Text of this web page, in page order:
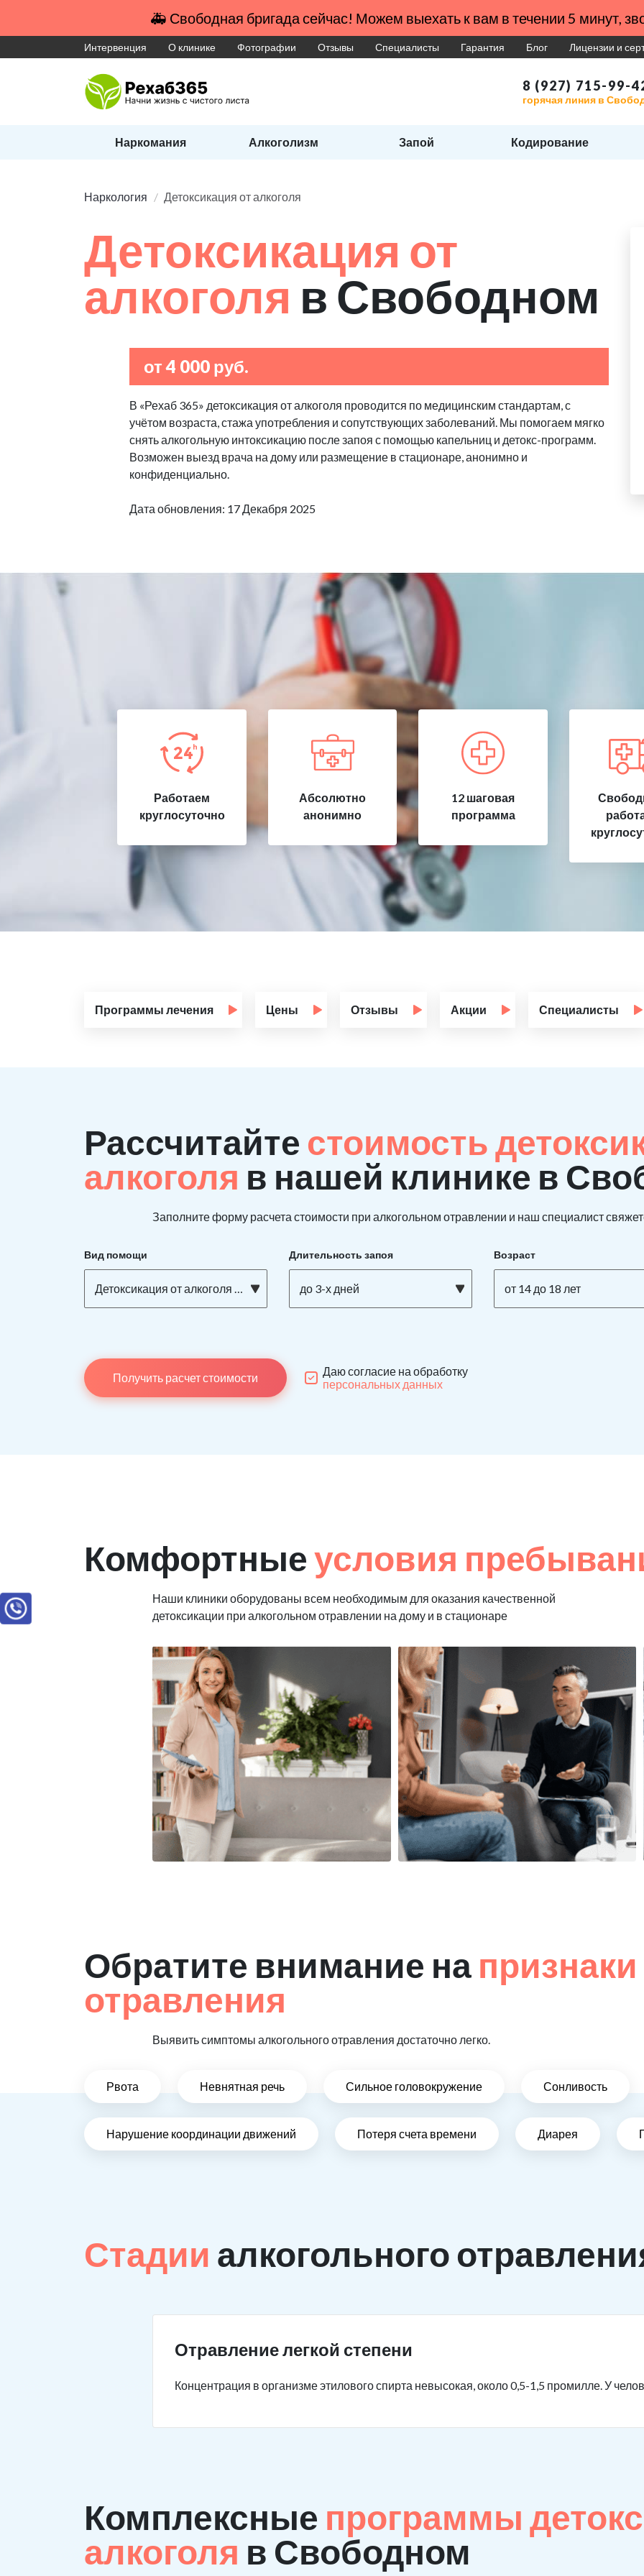
🚑 Свободная бригада сейчас! Можем выехать к вам в течении 5 минут,
Интервенция О клинике Фотографии Отзывы Специалисты Гарантия Блог Лицензии и
8 (927) 715-99-
горячая линия в
Наркомания Алкоголизм Запой Кодирование
Наркология Детоксикация от алкоголя
Детоксикация от
алкоголя в Свободном
от 4 000 руб.
В «Рехаб 365» детоксикация от алкоголя проводится по медицинским стандартам, с
учётом возраста, стажа употребления и сопутствующих заболеваний. Мы помогаем мягко
снять алкогольную интоксикацию после запоя с помощью капельниц и детокс-программ.
Возможен выезд врача на дому или размещение в стационаре, анонимно и
конфиденциально.
Дата обновления: 17 Декабря 2025
Работаем
круглосуточно
Абсолютно
анонимно
12 шаговая
программа
Программы лечения Цены Отзывы Акции Специалисты
Рассчитайте стоимость
алкоголя в нашей клинике в
Заполните форму расчета стоимости при алкогольном отравлении и наш специалист
Вид помощи
Детоксикация от алкоголя на дому
Длительность запоя
до 3-х дней
Возраст
от 14 до 18 лет
Получить расчет стоимости
Даю согласие на обработку
персональных данных
Комфортныеусловия
Наши клиники оборудованы всем необходимым для оказания качественной
детоксикации при алкогольном отравлении на дому и в стационаре
Обратите внимание на
отравления
Выявить симптомы алкогольного отравления достаточно легко.
Рвота Невнятная речь Сильное головокружение Сонливость
Нарушение координации движений Потеря счета времени Диарея
Стадии алкогольного
Отравление легкой степени
Концентрация в организме этилового спирта невысокая, около 0,5-1,5 промилле. У
Комплексные программы
алкоголя в Свободном